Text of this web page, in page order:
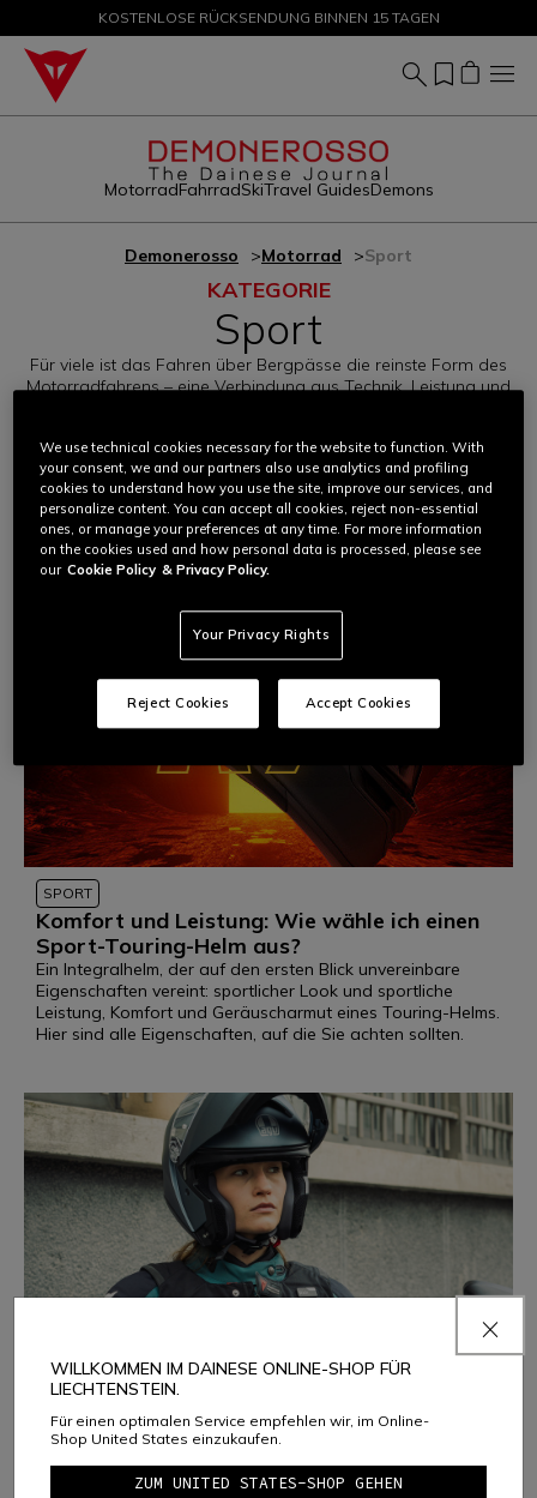
SALE BIS ZU -50 % – JETZT SHOPPEN
KOSTENLOSE RÜCKSENDUNG BINNEN 15 TAGEN
MotorradFahrradSkiTravel GuidesDemons
Demonerosso Motorrad Sport
KATEGORIE
Sport
Für viele ist das Fahren über Bergpässe die reinste Form des
Motorradfahrens – eine Verbindung aus Technik, Leistung und
SPORT
Komfort und Leistung: Wie wähle ich einen
Sport-Touring-Helm aus?
Ein Integralhelm, der auf den ersten Blick unvereinbare
Eigenschaften vereint: sportlicher Look und sportliche
Leistung, Komfort und Geräuscharmut eines Touring-Helms.
Hier sind alle Eigenschaften, auf die Sie achten sollten.
WILLKOMMEN IM DAINESE ONLINE-SHOP FÜR
LIECHTENSTEIN.
Für einen optimalen Service empfehlen wir, im Online-
Shop United States einzukaufen.
ZUM UNITED STATES-SHOP GEHEN
We use technical cookies necessary for the website to function. With
your consent, we and our partners also use analytics and profiling
cookies to understand how you use the site, improve our services, and
personalize content. You can accept all cookies, reject non-essential
ones, or manage your preferences at any time. For more information
on the cookies used and how personal data is processed, please see
our Cookie Policy & Privacy Policy.
Your Privacy Rights
Reject Cookies Accept Cookies